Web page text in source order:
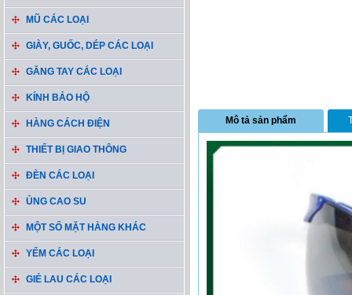
MŨ CÁC LOẠI
GIÀY, GUỐC, DÉP CÁC LOẠI
GĂNG TAY CÁC LOẠI
KÍNH BẢO HỘ
HÀNG CÁCH ĐIỆN
THIẾT BỊ GIAO THÔNG
ĐÈN CÁC LOẠI
ỦNG CAO SU
MỘT SỐ MẶT HÀNG KHÁC
YẾM CÁC LOẠI
GIẺ LAU CÁC LOẠI
Mô tả sản phẩm